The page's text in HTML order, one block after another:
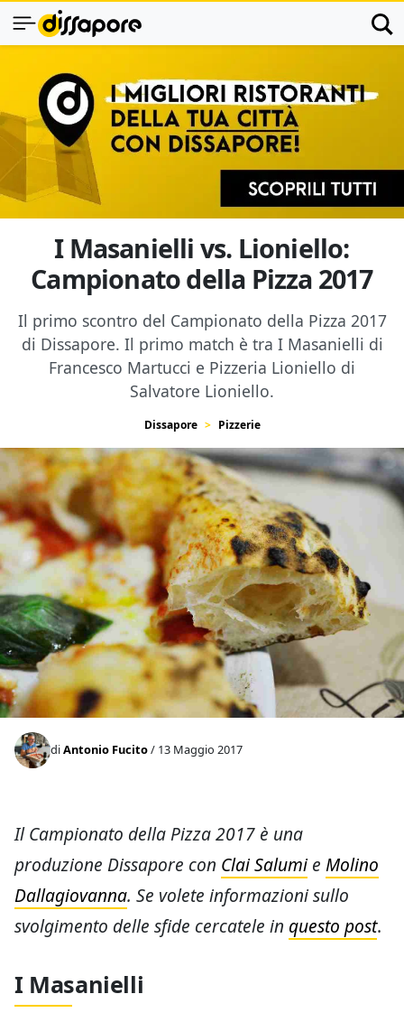
I Masanielli vs. Lioniello:
Campionato della Pizza 2017
Il primo scontro del Campionato della Pizza 2017
di Dissapore. Il primo match è tra I Masanielli di
Francesco Martucci e Pizzeria Lioniello di
Salvatore Lioniello.
Dissapore Pizzerie
diAntonio Fucito/ 13 Maggio 2017
Il Campionato della Pizza 2017 è una
produzione Dissapore con Clai Salumi e Molino
Dallagiovanna. Se volete informazioni sullo
svolgimento delle sfide cercatele in questo post.
I Masanielli